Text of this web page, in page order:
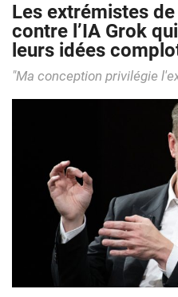
Les extrémistes
contre l’IA Grok
leurs idées
"Ma conception privilégie